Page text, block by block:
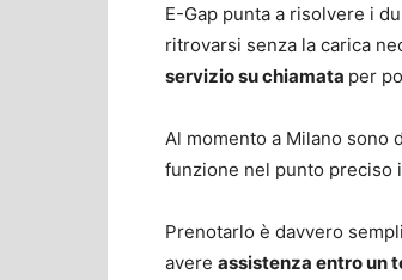
E-Gap punta a risolvere i
ritrovarsi senza la carica
servizio su chiamata per
Al momento a Milano sono
funzione nel punto preciso
Prenotarlo è davvero
avere assistenza entro un